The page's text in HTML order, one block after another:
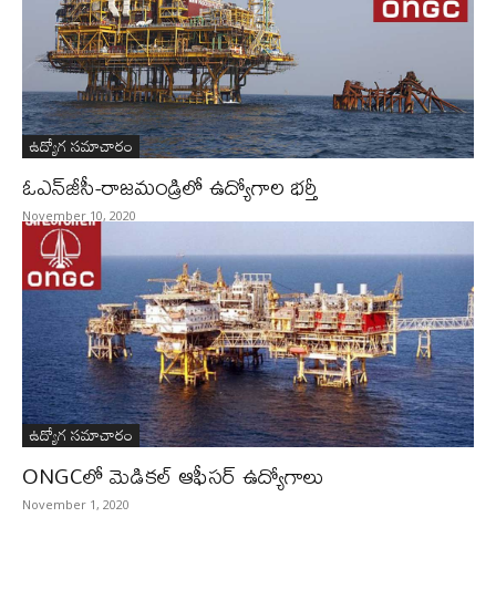
ఉద్యోగ సమాచారం
ఓఎన్‌జీసీ-రాజమండ్రిలో ఉద్యోగాల భర్తీ
November 10, 2020
ఉద్యోగ సమాచారం
ONGCలో మెడికల్ ఆఫీసర్ ఉద్యోగాలు
November 1, 2020